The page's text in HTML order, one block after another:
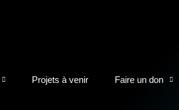
Projets à venir Faire un don